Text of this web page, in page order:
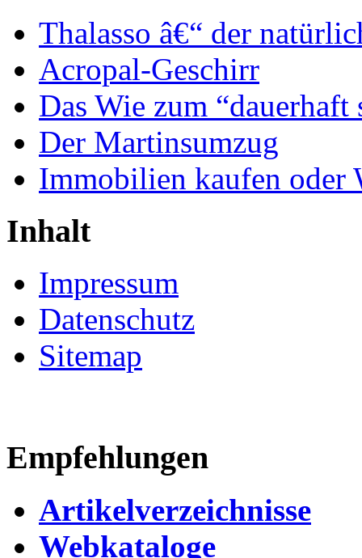
Thalasso â€“ der
Acropal-Geschirr
Das Wie zum
Der Martinsumzug
Immobilien kaufen oder
Inhalt
Impressum
Datenschutz
Sitemap
Empfehlungen
Artikelverzeichnisse
Webkataloge